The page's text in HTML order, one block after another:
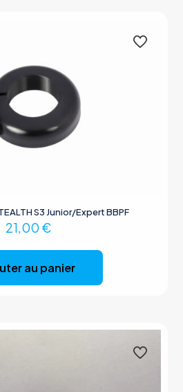
S3 Junior/Expert BBPF
21,00 €
au panier